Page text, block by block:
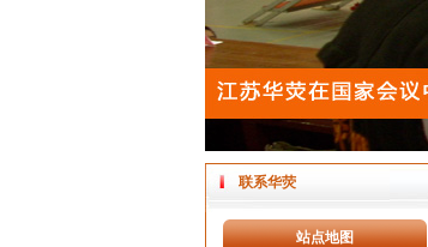
联系华荧
站点地图